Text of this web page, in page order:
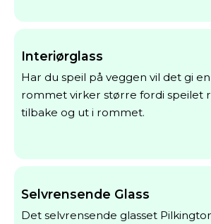
Interiørglass
Har du speil på veggen vil det gi
rommet virker større fordi speilet
tilbake og ut i rommet.
Selvrensende Glass
Det selvrensende glasset